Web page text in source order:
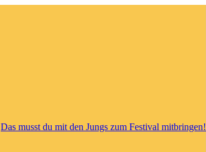
Das musst du mit den Jungs zum Festival mitbringen!